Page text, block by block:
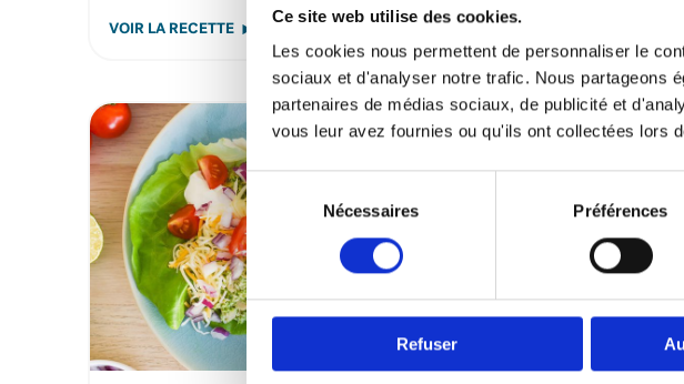
Ce site web utilise des cookies.
Les cookies nous permettent de personnaliser le
sociaux et d'analyser notre trafic. Nous partageons
partenaires de médias sociaux, de publicité et
vous leur avez fournies ou qu'ils ont collectées lors
Sélection
du
consentement
Nécessaires Préférences
Refuser
VOIR LA RECETTE